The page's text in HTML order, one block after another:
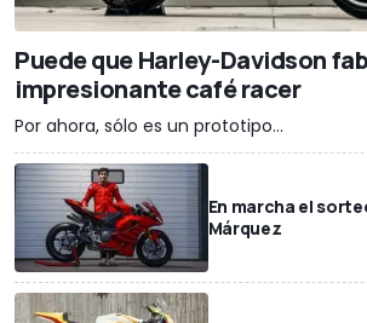
Puede que Harley-Davidson
impresionante café racer
Por ahora, sólo es un prototipo...
En marcha el
Márquez